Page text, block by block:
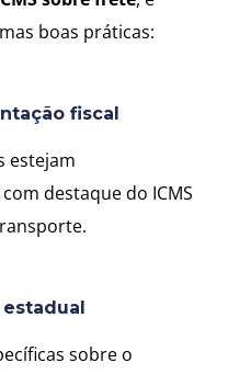
boas práticas:
fiscal
estejam
destaque do ICMS
sobre o